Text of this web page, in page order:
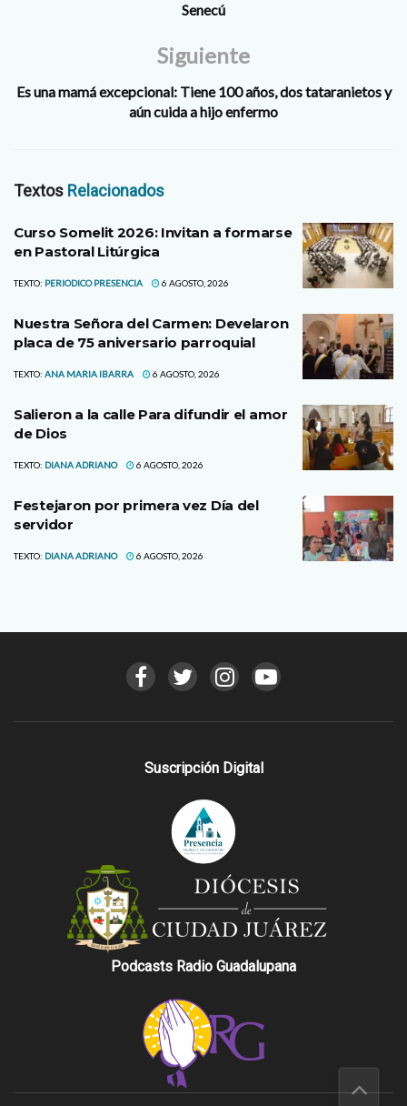
Senecú
Siguiente
Es una mamá excepcional: Tiene 100 años, dos tataranietos y
aún cuida a hijo enfermo
Textos Relacionados
Curso Somelit 2026: Invitan a formarse
en Pastoral Litúrgica
TEXTO: PERIODICO PRESENCIA 6 AGOSTO, 2026
Nuestra Señora del Carmen: Develaron
placa de 75 aniversario parroquial
TEXTO: ANA MARIA IBARRA 6 AGOSTO, 2026
Salieron a la calle Para difundir el amor
de Dios
TEXTO: DIANA ADRIANO 6 AGOSTO, 2026
Festejaron por primera vez Día del
servidor
TEXTO: DIANA ADRIANO 6 AGOSTO, 2026
Suscripción Digital
Podcasts Radio Guadalupana